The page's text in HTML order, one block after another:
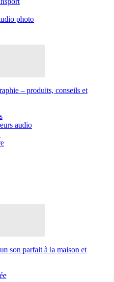
photo
– produits, conseils et
audio
son parfait à la maison et